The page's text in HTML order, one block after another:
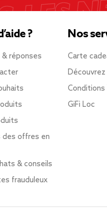
?
réponses
des offres en
& conseils
frauduleux
Nos
Carte
Découvrez
Conditions
GiFi Loc